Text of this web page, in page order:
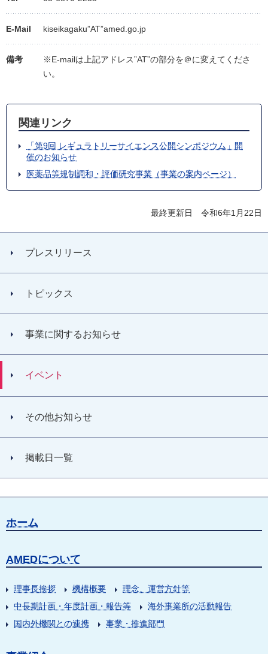
E-Mail kiseikagaku”AT”amed.go.jp
備考
※E-mailは上記アドレス”AT”の部分を＠に変えてくださ
い。
関連リンク
「第9回 レギュラトリーサイエンス公開シンポジウム」開
催のお知らせ
医薬品等規制調和・評価研究事業（事業の案内ページ）
最終更新日 令和6年1月22日
プレスリリース
トピックス
事業に関するお知らせ
イベント
その他お知らせ
掲載日一覧
ホーム
AMEDについて
理事長挨拶 機構概要
理念、運営方針等
中長期計画・年度計画・報告等
海外事業所の活動報告
国内外機関との連携
事業・推進部門